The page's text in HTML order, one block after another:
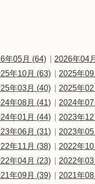
年05月 (64) 2026年04
年10月 (63) 2025年
年03月 (40) 2025年
年08月 (41) 2024年
年01月 (44) 2023年
年06月 (31) 2023年
年11月 (38) 2022年
年04月 (23) 2022年
年09月 (39) 2021年